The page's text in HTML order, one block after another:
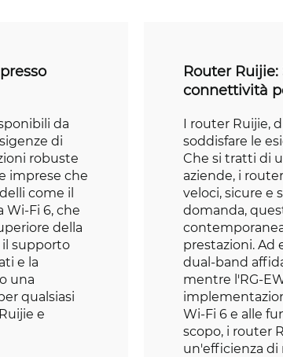
da
di
robuste
imprese che
come il
Wi-Fi 6, che
della
il supporto
e la
una
qualsiasi
e
Router
connettività
I router Ruijie,
soddisfare le
Che si tratti di
aziende, i
veloci, sicure e
domanda,
prestazioni. Ad
dual-band
mentre l'RG-
Wi-Fi 6 e alle
scopo, i router
un'efficienza di